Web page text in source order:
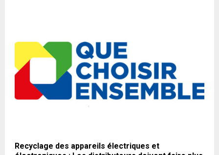
Recyclage des appareils électriques et